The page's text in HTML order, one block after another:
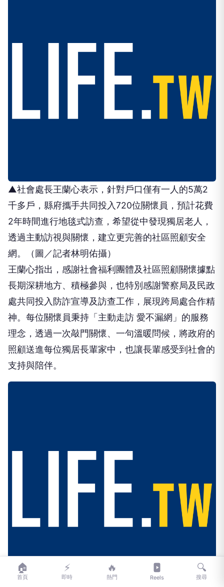
▲社會處長王蘭心表示，針對戶口僅有一人的5萬2
千多戶，縣府攜手共同投入720位關懷員，預計花費
2年時間進行地毯式訪查，希望從中發現獨居老人，
透過主動訪視與關懷，建立更完善的社區照顧安全
網。（圖／記者林明佑攝）
王蘭心指出，感謝社會福利團體及社區照顧關懷據點
長期深耕地方、積極參與，也特別感謝警察局及民政
處共同投入防詐宣導及訪查工作，展現跨局處合作精
神。每位關懷員秉持「主動走訪 愛不漏網」的服務
理念，透過一次敲門關懷、一句溫暖問候，將政府的
照顧送進每位獨居長輩家中，也讓長輩感受到社會的
支持與陪伴。
🏠
首頁
⚡
即時
🔥
熱門 Reels
🔍
搜尋